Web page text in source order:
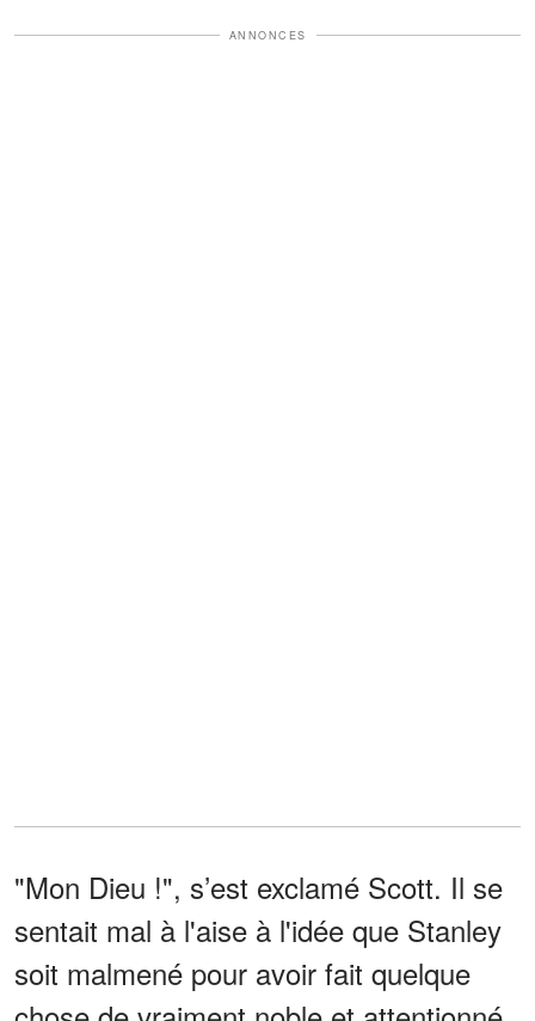
ANNONCES
"Mon Dieu !", s’est exclamé Scott. Il se
sentait mal à l'aise à l'idée que Stanley
soit malmené pour avoir fait quelque